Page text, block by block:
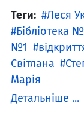
Теги: Леся
Бібліотека
№1
Світлана
Марія
Детальніше ...